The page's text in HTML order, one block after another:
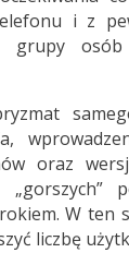
i z
osób
oraz
W ten
liczbę